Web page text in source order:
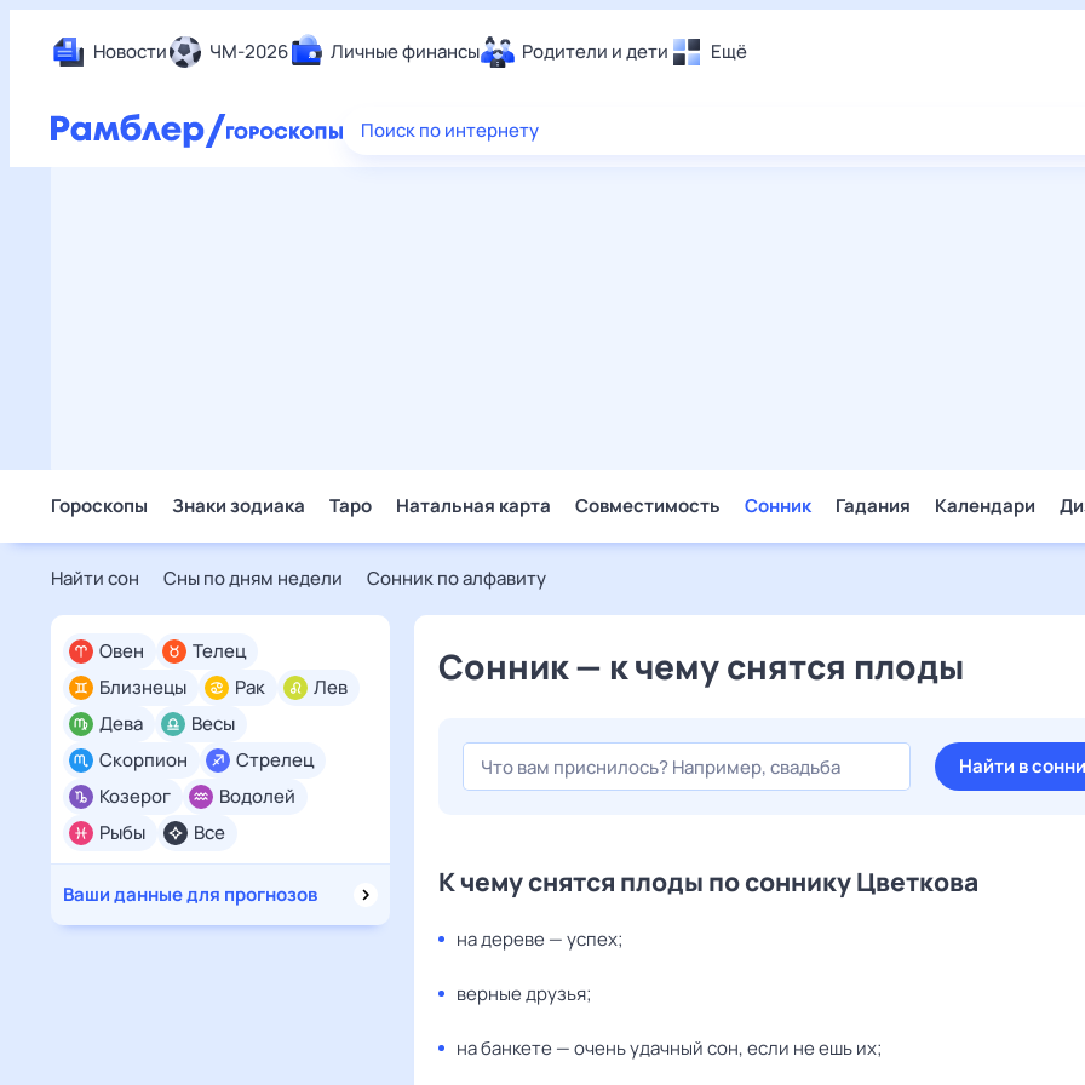
Новости ЧМ-2026 Личные финансы Родители и дети Ещё
Еда
Поиск по интернету
Гороскопы Знаки зодиака Таро Натальная карта Совместимость Сонник Гадания Календари
Найти сон Сны по дням недели Сонник по алфавиту
Все
Овен
Телец
Близнецы
Рак
Лев
Дева
Весы
Скорпион
Стрелец
Козерог
Водолей
Рыбы
Ваши данные для прогнозов
Сонник — к чему снятся плоды
Найти в
К чему снятся плоды по соннику Цветкова
на дереве — успех;
верные друзья;
на банкете — очень удачный сон, если не ешь их;